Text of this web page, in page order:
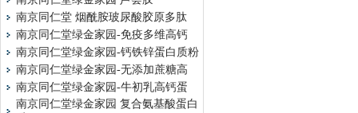
南京同仁堂 烟酰胺玻尿酸胶原多肽
南京同仁堂绿金家园-免疫多维高钙
南京同仁堂绿金家园-钙铁锌蛋白质粉
南京同仁堂绿金家园-无添加蔗糖高
南京同仁堂绿金家园-牛初乳高钙蛋
南京同仁堂绿金家园 复合氨基酸蛋白